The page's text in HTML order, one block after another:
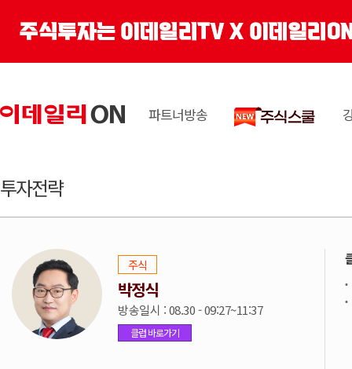
파트너방송
투자전략
주식
박정식
방송일시 : 08.30 - 09:27~11:37
클럽 바로가기